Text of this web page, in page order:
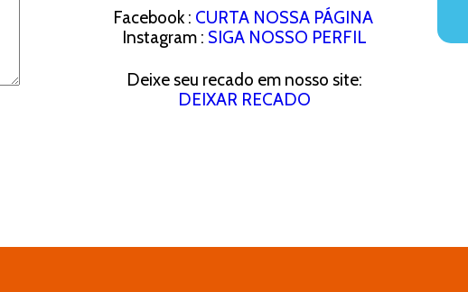
Facebook : CURTA NOSSA PÁGINA
Instagram : SIGA NOSSO PERFIL
Deixe seu recado em nosso site:
DEIXAR RECADO